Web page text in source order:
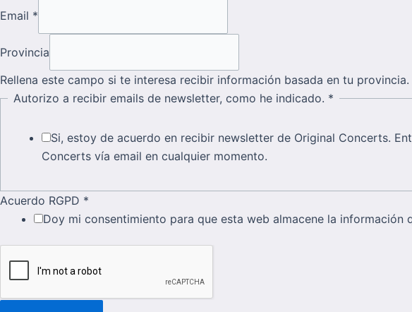
Email *
Provincia
Rellena este campo si te interesa recibir información basada en tu provincia.
Autorizo a recibir emails de newsletter, como he indicado. *
Si, estoy de acuerdo en recibir newsletter de Original Concerts.
Concerts vía email en cualquier momento.
Acuerdo RGPD *
Doy mi consentimiento para que esta web almacene la